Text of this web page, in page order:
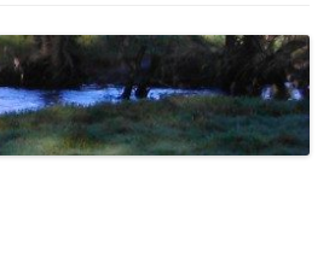
FESTIVAL 2016-PHOTOS
FESTIVAL 2017-PHOTOS ET
VIDÉOS